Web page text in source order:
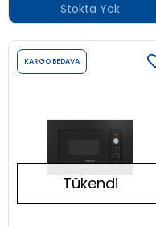
Stokta Yok
KARGO BEDAVA
Tükendi